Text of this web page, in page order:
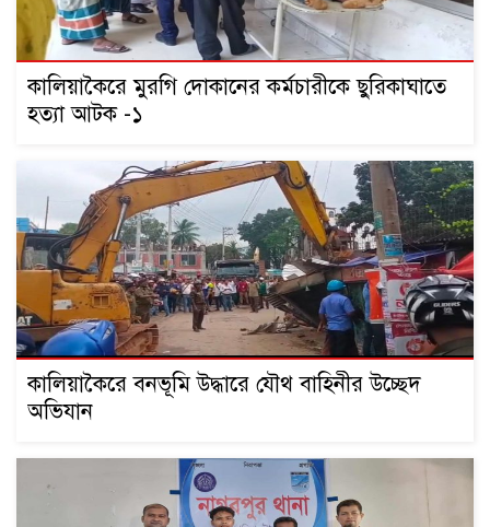
কালিয়াকৈরে মুরগি দোকানের কর্মচারীকে ছুরিকাঘাতে
হত্যা আটক -১
কালিয়াকৈরে বনভূমি উদ্ধারে যৌথ বাহিনীর উচ্ছেদ
অভিযান